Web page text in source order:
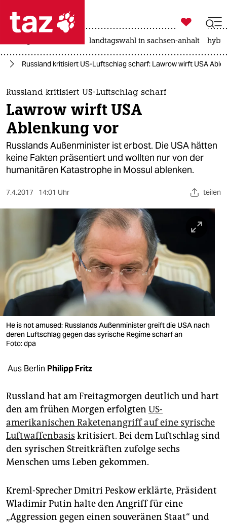
 taz zahl ich
taz zahl ich
themen
politik
öko
gesellschaft
sport
wahrheit
verlag
verlag
veranstaltungen
unterstützen
genossenschaft
epaper login

taz zahl ich
landtagswahl in sachsen-anhalt
Russland kritisiert US-Luftschlag scharf: Lawrow wirft USA
Russland kritisiert US-Luftschlag scharf
Lawrow wirft USA
Ablenkung vor
Russlands Außenminister ist erbost. Die USA hätten
keine Fakten präsentiert und wollten nur von der
humanitären Katastrophe in Mossul ablenken.
7.4.2017 14:01 Uhr teilen
He is not amused: Russlands Außenminister greift die USA nach
deren Luftschlag gegen das syrische Regime scharf an
Foto: dpa
Aus Berlin Philipp Fritz
Russland hat am Freitagmorgen deutlich und hart
den am frühen Morgen erfolgten US-
amerikanischen Raketenangriff auf eine syrische
Luftwaffenbasis kritisiert. Bei dem Luftschlag sind
den syrischen Streitkräften zufolge sechs
Menschen ums Leben gekommen.
Kreml-Sprecher Dmitri Peskow erklärte, Präsident
Wladimir Putin halte den Angriff für eine
„Aggression gegen einen souveränen Staat“ und